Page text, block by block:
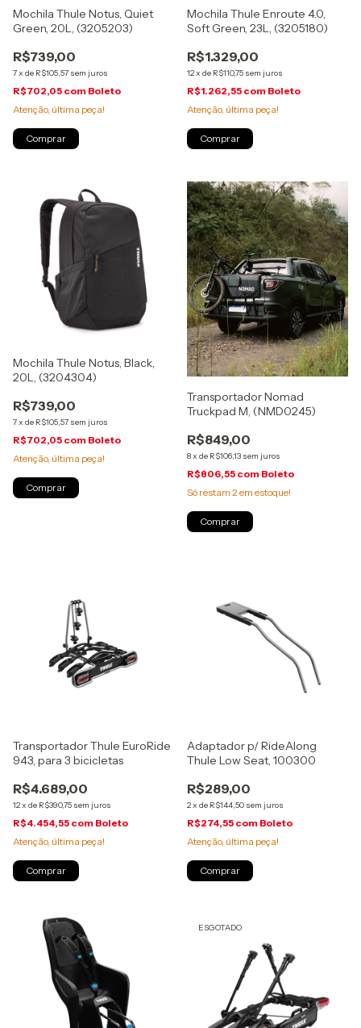
Mochila Thule Notus, Quiet
Green, 20L, (3205203)
R$739,00
7x de R$105,57 sem juros
R$702,05 com Boleto
Atenção, última peça!
Mochila Thule Enroute 4.0,
Soft Green, 23L, (3205180)
R$1.329,00
12x de R$110,75 sem juros
R$1.262,55 com Boleto
Atenção, última peça!
Mochila Thule Notus, Black,
20L, (3204304)
R$739,00
7x de R$105,57 sem juros
R$702,05 com Boleto
Atenção, última peça!
Transportador Nomad
Truckpad M, (NMD0245)
R$849,00
8x de R$106,13 sem juros
R$806,55 com Boleto
Só restam 2em estoque!
Comprar
Transportador Thule EuroRide
943, para 3 bicicletas
R$4.689,00
12x de R$390,75 sem juros
R$4.454,55 com Boleto
Atenção, última peça!
Adaptador p/ RideAlong
Thule Low Seat, 100300
R$289,00
2x de R$144,50 sem juros
R$274,55 com Boleto
Atenção, última peça!
ESGOTADO